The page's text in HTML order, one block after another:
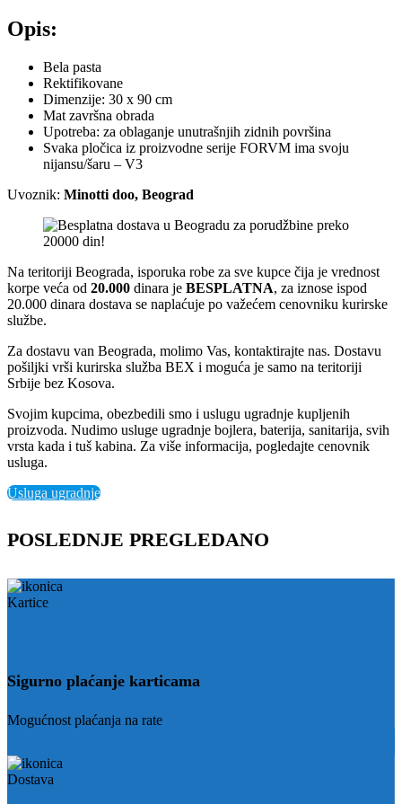
Opis:
Bela pasta
Rektifikovane
Dimenzije: 30 x 90 cm
Mat završna obrada
Upotreba: za oblaganje unutrašnjih zidnih površina
Svaka pločica iz proizvodne serije FORVM ima svoju
nijansu/šaru – V3
Uvoznik: Minotti doo, Beograd
Na teritoriji Beograda, isporuka robe za sve kupce čija je vrednost
korpe veća od 20.000 dinara je BESPLATNA, za iznose ispod
20.000 dinara dostava se naplaćuje po važećem cenovniku kurirske
službe.
Za dostavu van Beograda, molimo Vas, kontaktirajte nas. Dostavu
pošiljki vrši kurirska služba BEX i moguća je samo na teritoriji
Srbije bez Kosova.
Svojim kupcima, obezbedili smo i uslugu ugradnje kupljenih
proizvoda. Nudimo usluge ugradnje bojlera, baterija, sanitarija, svih
vrsta kada i tuš kabina. Za više informacija, pogledajte cenovnik
usluga.
Usluga ugradnje
POSLEDNJE PREGLEDANO
Sigurno plaćanje karticama
Mogućnost plaćanja na rate